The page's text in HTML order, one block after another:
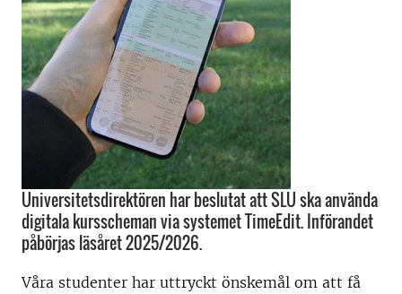
Universitetsdirektören har beslutat att SLU ska använda
digitala kursscheman via systemet TimeEdit. Införandet
påbörjas läsåret 2025/2026.
Våra studenter har uttryckt önskemål om att få